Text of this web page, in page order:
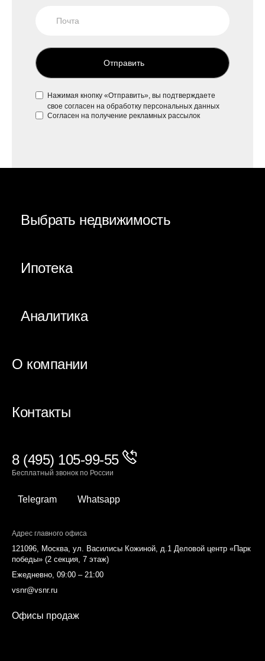
Отправить
Нажимая кнопку «Отправить», вы подтверждаете
свое согласен на обработку персональных данных
Согласен на получение рекламных рассылок
Выбрать недвижимость
Ипотека
Аналитика
О компании
Контакты
8 (495) 105-99-55
Бесплатный звонок по России
Telegram Whatsapp
Адрес главного офиса
121096, Москва, ул. Василисы Кожиной, д.1 Деловой центр «Парк
победы» (2 секция, 7 этаж)
Ежедневно, 09:00 – 21:00
vsnr@vsnr.ru
Офисы продаж